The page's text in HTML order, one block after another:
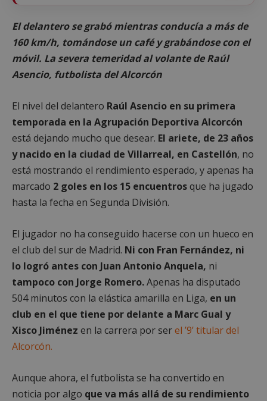
El delantero se grabó mientras conducía a más de
160 km/h, tomándose un café y grabándose con el
móvil. La severa temeridad al volante de Raúl
Asencio, futbolista del Alcorcón
El nivel del delantero Raúl Asencio en su primera
temporada en la Agrupación Deportiva Alcorcón
está dejando mucho que desear. El ariete, de 23 años
y nacido en la ciudad de Villarreal, en Castellón, no
está mostrando el rendimiento esperado, y apenas ha
marcado 2 goles en los 15 encuentrosque ha jugado
hasta la fecha en Segunda División.
El jugador no ha conseguido hacerse con un hueco en
el club del sur de Madrid. Ni con Fran Fernández, ni
lo logró antes con Juan Antonio Anquela, ni
tampoco con Jorge Romero.Apenas ha disputado
504 minutos con la elástica amarilla en Liga, en un
club en el que tiene por delante a Marc Gual y
Xisco Jiménez en la carrera por serel ’9’ titular del
Alcorcón.
Aunque ahora, el futbolista se ha convertido en
noticia por algo que va más allá de su rendimiento